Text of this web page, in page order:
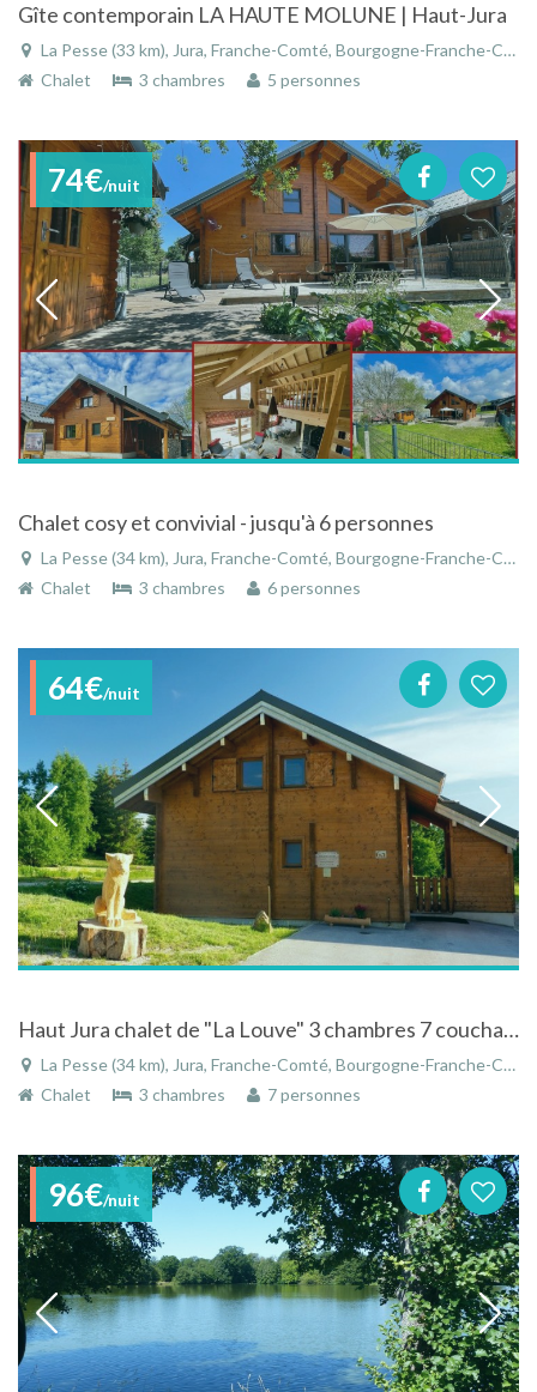
Gîte contemporain LA HAUTE MOLUNE | Haut-Jura
La Pesse (33 km), Jura, Franche-Comté, Bourgogne-Franche-Comté, France
Chalet
3 chambres 5 personnes
74€/nuit
Chalet cosy et convivial - jusqu'à 6 personnes
La Pesse (34 km), Jura, Franche-Comté, Bourgogne-Franche-Comté, France
Chalet
3 chambres 6 personnes
64€/nuit
Haut Jura chalet de "La Louve" 3 chambres 7 couchages semaine ou WE CHIEN OK
La Pesse (34 km), Jura, Franche-Comté, Bourgogne-Franche-Comté, France
Chalet
3 chambres 7 personnes
96€/nuit